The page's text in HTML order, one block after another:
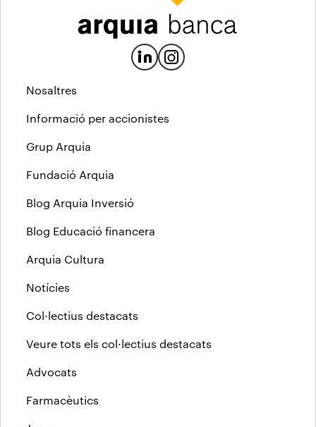
Nosaltres
Informació per accionistes
Grup Arquia
Fundació Arquia
Blog Arquia Inversió
Blog Educació financera
Arquia Cultura
Notícies
Col·lectius destacats
Veure tots els col·lectius destacats
Advocats
Farmacèutics